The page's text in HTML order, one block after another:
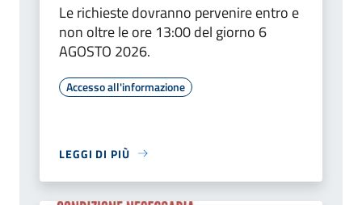
Le richieste dovranno pervenire entro e
non oltre le ore 13:00 del giorno 6
AGOSTO 2026.
Accesso all'informazione
LEGGI DI PIÙ